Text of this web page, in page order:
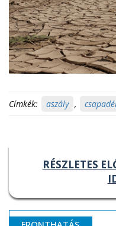
Címkék: aszály ,
RÉSZLETES